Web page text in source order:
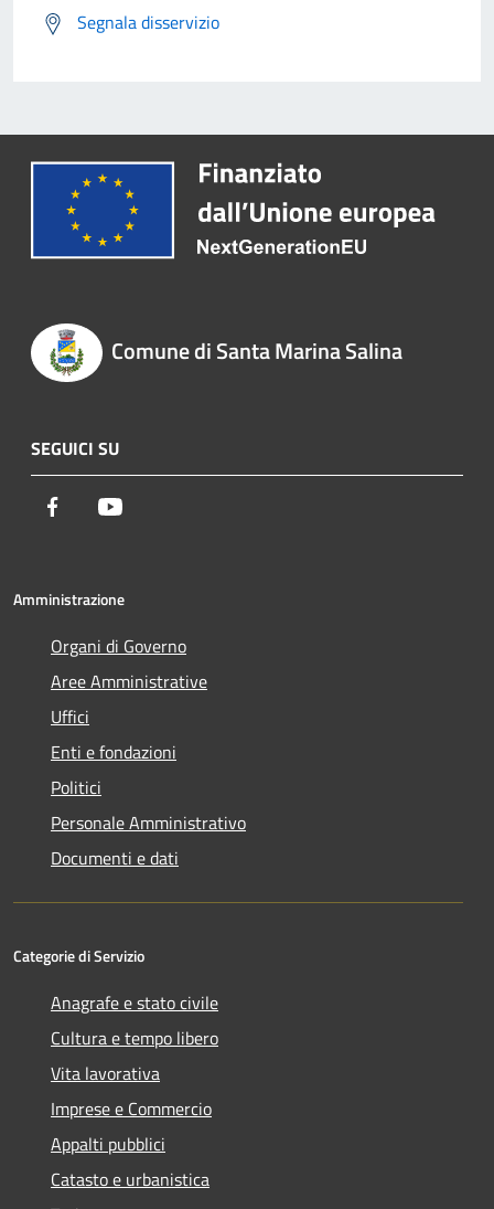
Segnala disservizio
Comune di Santa Marina Salina
SEGUICI SU
Facebook
Amministrazione
Organi di Governo
Aree Amministrative
Uffici
Enti e fondazioni
Politici
Personale Amministrativo
Documenti e dati
Categorie di Servizio
Anagrafe e stato civile
Cultura e tempo libero
Vita lavorativa
Imprese e Commercio
Appalti pubblici
Catasto e urbanistica